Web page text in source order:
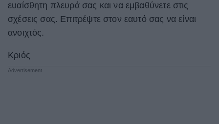
ευαίσθητη πλευρά σας και να εμβαθύνετε στις
σχέσεις σας. Επιτρέψτε στον εαυτό σας να είναι
ανοιχτός.
Κριός